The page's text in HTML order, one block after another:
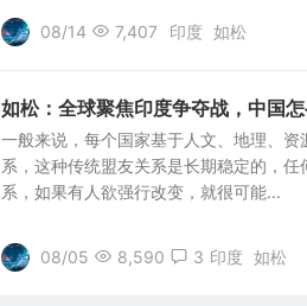
08/14 7,407 印度 如松
如松：全球聚焦印度争夺战，中国怎
一般来说，每个国家基于人文、地理、
系，这种传统盟友关系是长期稳定的，
系，如果有人欲强行改变，就很可能...
08/05 8,590 3 印度 如松